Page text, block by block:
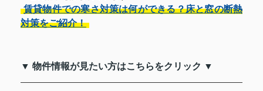
賃貸物件での寒さ対策は何ができる？床と窓の断熱
対策をご紹介！
▼ 物件情報が見たい方はこちらをクリック ▼